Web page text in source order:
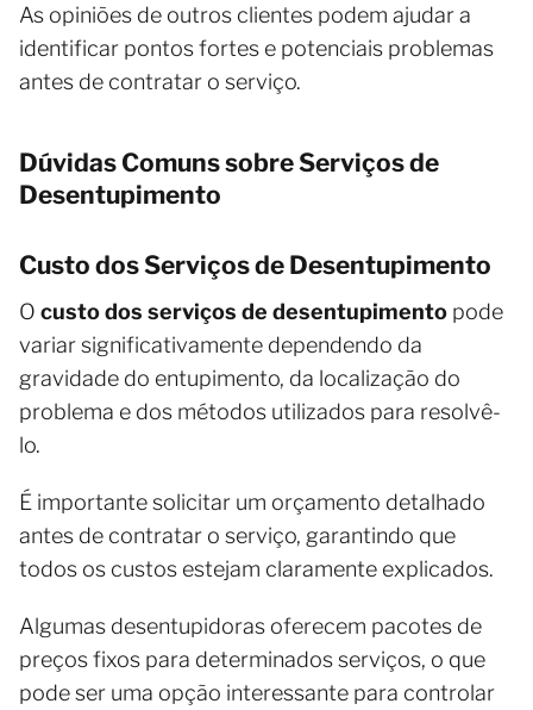
As opiniões de outros clientes podem ajudar a
identificar pontos fortes e potenciais problemas
antes de contratar o serviço.
Dúvidas Comuns sobre Serviços de
Desentupimento
Custo dos Serviços de Desentupimento
O custo dos serviços de desentupimento pode
variar significativamente dependendo da
gravidade do entupimento, da localização do
problema e dos métodos utilizados para resolvê-
lo.
É importante solicitar um orçamento detalhado
antes de contratar o serviço, garantindo que
todos os custos estejam claramente explicados.
Algumas desentupidoras oferecem pacotes de
preços fixos para determinados serviços, o que
pode ser uma opção interessante para controlar